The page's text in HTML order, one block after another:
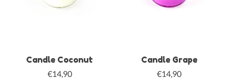
Candle Coconut
€14,90
Candle Grape
€14,90